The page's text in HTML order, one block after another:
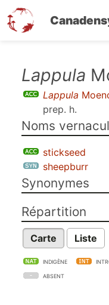
contenu
Lappula
Lappula
prep. h.
Noms
stickseed
sheepburr
Synonymes
Répartition
Carte Liste
INDIGÈNE
ABSENT